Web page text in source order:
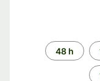
Časové
období
48 h